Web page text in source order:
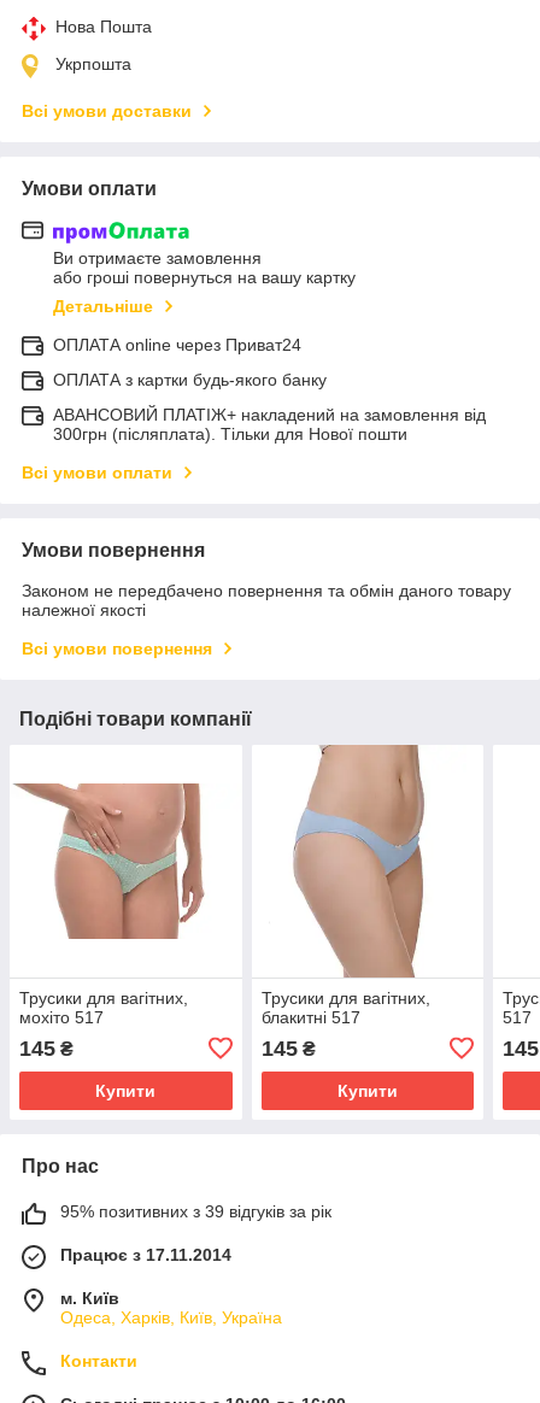
Нова Пошта
Укрпошта
Всі умови доставки
Умови оплати
Ви отримаєте замовлення
або гроші повернуться на вашу картку
Детальніше
ОПЛАТА online через Приват24
ОПЛАТА з картки будь-якого банку
АВАНСОВИЙ ПЛАТІЖ+ накладений на замовлення від
300грн (післяплата). Тільки для Нової пошти
Всі умови оплати
Умови повернення
Законом не передбачено повернення та обмін даного товару
належної якості
Всі умови повернення
Подібні товари компанії
Трусики для вагітних,
мохіто 517
145 ₴
Купити
Трусики для вагітних,
блакитні 517
145₴
Купити
517
145
Про нас
95% позитивних з 39 відгуків за рік
Працює з 17.11.2014
м. Київ
Одеса, Харків, Київ, Україна
Контакти